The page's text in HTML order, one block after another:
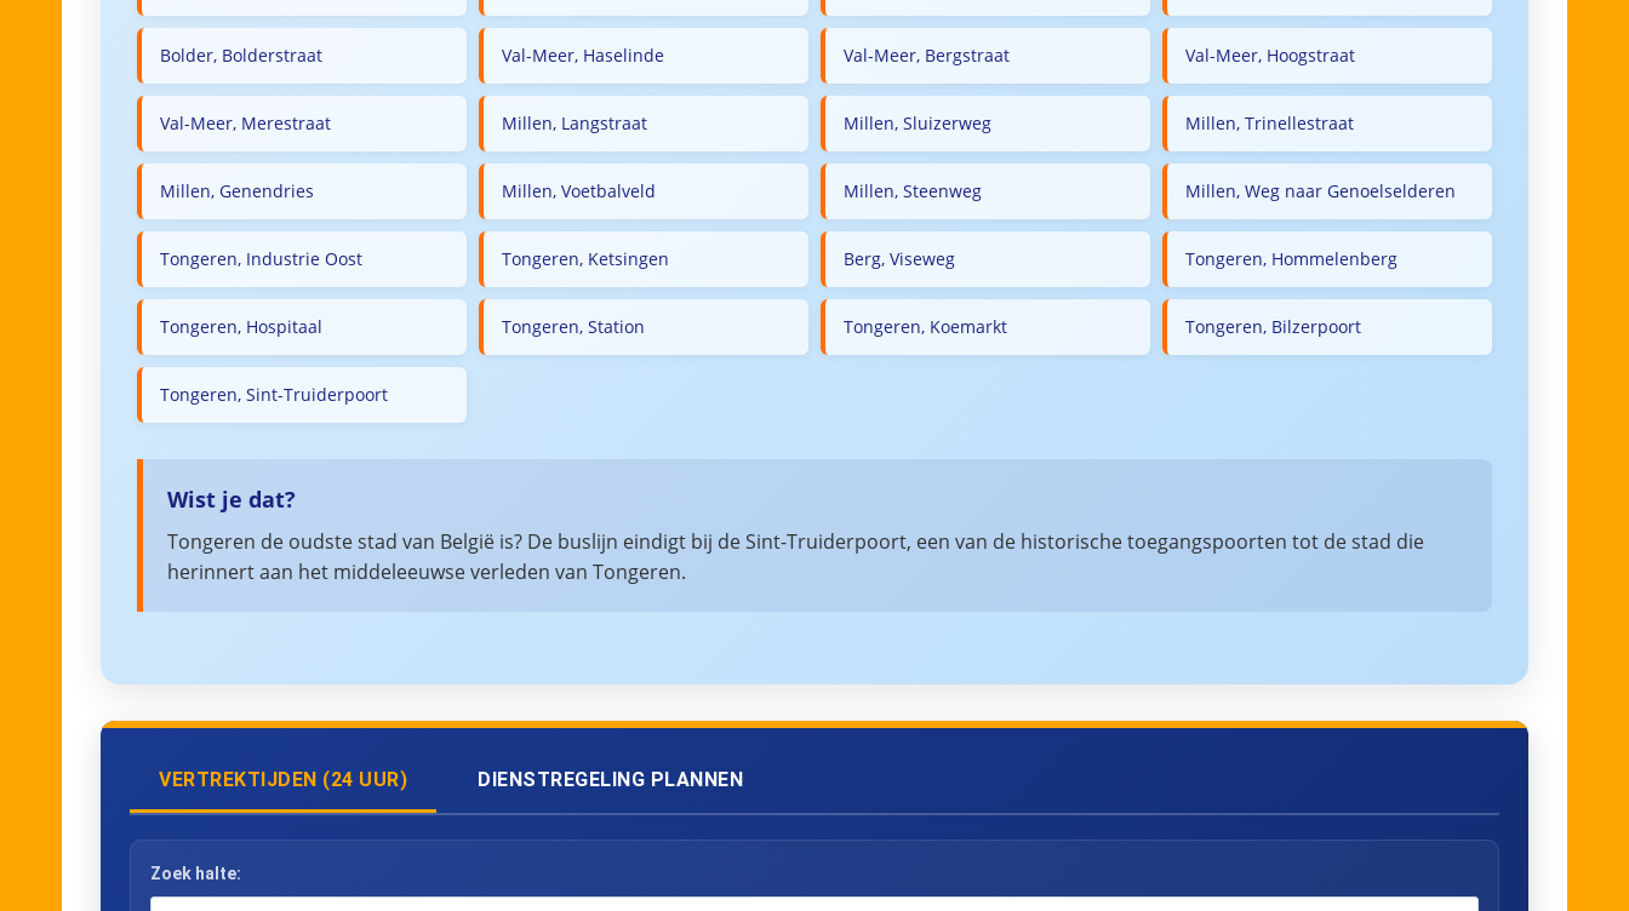
Bolder, Bolderstraat Val-Meer, Haselinde Val-Meer, Bergstraat Val-Meer, Hoogstraat
Val-Meer, Merestraat Millen, Langstraat Millen, Sluizerweg Millen, Trinellestraat
Millen, Genendries Millen, Voetbalveld Millen, Steenweg Millen, Weg naar Genoelselderen
Tongeren, Industrie Oost Tongeren, Ketsingen Berg, Viseweg Tongeren, Hommelenberg
Tongeren, Hospitaal Tongeren, Station Tongeren, Koemarkt Tongeren, Bilzerpoort
Tongeren, Sint-Truiderpoort
Wist je dat?
Tongeren de oudste stad van België is? De buslijn eindigt bij de Sint-Truiderpoort, een van de historische toegangspoorten tot de stad die
herinnert aan het middeleeuwse verleden van Tongeren.
VERTREKTIJDEN (24 UUR) DIENSTREGELING PLANNEN
Zoek halte: